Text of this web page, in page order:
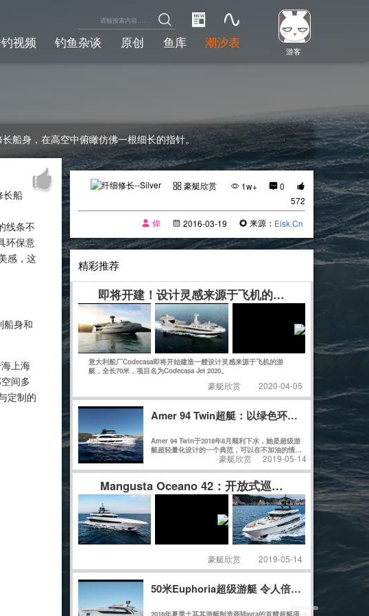
游客
视频 钓鱼杂谈 原创 鱼库 潮汐表
船身，在高空中俯瞰仿佛一根细长的指针。
长船
线条不
环保意
感，这
船身和
上海
间多
定制的
豪艇欣赏 1w+
0
572
偉
2016-03-19 来源： Eisk.Cn
精彩推荐
即将开建！设计灵感来源于飞机的游艇
意大利船厂Codecasa即将开始建造一艘设计灵感来源于飞机的游
艇，全长70米，项目名为Codecasa Jet 2020。
豪艇欣赏 2020-04-05
Amer 94 Twin超艇：以绿色环保理念建造的超
Amer 94 Twin于2018年8月顺利下水，她是超级游
艇超轻量化设计的一个典范，可以在不加油的情况
下轻松实现巡游整个意大利。不久之后的热那亚船
展，Amer 94 Twin获得了Rina绿色环保认证，更
史上史无前例的最高分：147分，再次证明了Perm
are船厂在绿色环保领域的不懈追求和卓越成就。
豪艇欣赏 2019-05-14
Mangusta Oceano 42：开放式巡航艇 更合适家庭
豪艇欣赏 2019-05-14
50米Euphoria超级游艇 令人倍感欢欣的海上艺
2016年夏季土耳其游艇制造商Mayra的首艘超艇项